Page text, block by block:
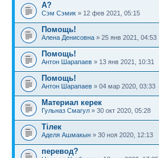
А?
Сэм Сэмик » 12 фев 2021, 05:15
Помощь!
Алена Денисовна » 25 янв 2021, 04:53
Помощь!
Антон Шарапаев » 13 янв 2021, 10:31
Помощь!
Антон Шарапаев » 04 мар 2020, 03:33
Материал керек
Гульназ Смагул » 30 окт 2020, 05:28
Тілек
Аделя Ашмакын » 30 ноя 2020, 12:13
перевод?